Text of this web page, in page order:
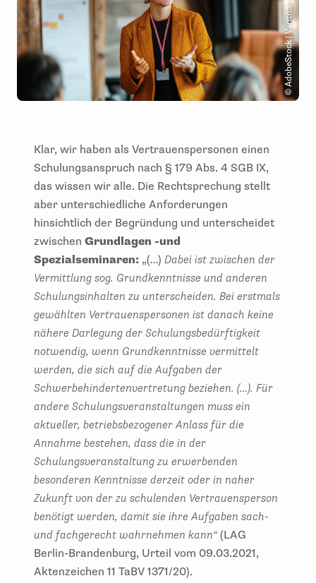
© AdobeStock | Varitnan
Klar, wir haben als Vertrauenspersonen einen
Schulungsanspruch nach § 179 Abs. 4 SGB IX,
das wissen wir alle. Die Rechtsprechung stellt
aber unterschiedliche Anforderungen
hinsichtlich der Begründung und unterscheidet
zwischen Grundlagen -und
Spezialseminaren: „(…) Dabei ist zwischen der
Vermittlung sog. Grundkenntnisse und anderen
Schulungsinhalten zu unterscheiden. Bei erstmals
gewählten Vertrauenspersonen ist danach keine
nähere Darlegung der Schulungsbedürftigkeit
notwendig, wenn Grundkenntnisse vermittelt
werden, die sich auf die Aufgaben der
Schwerbehindertenvertretung beziehen. (…). Für
andere Schulungsveranstaltungen muss ein
aktueller, betriebsbezogener Anlass für die
Annahme bestehen, dass die in der
Schulungsveranstaltung zu erwerbenden
besonderen Kenntnisse derzeit oder in naher
Zukunft von der zu schulenden Vertrauensperson
benötigt werden, damit sie ihre Aufgaben sach-
und fachgerecht wahrnehmen kann“ (LAG
Berlin-Brandenburg, Urteil vom 09.03.2021,
Aktenzeichen 11 TaBV 1371/20).